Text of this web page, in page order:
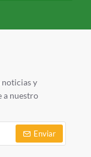
noticias y
a nuestro
Enviar